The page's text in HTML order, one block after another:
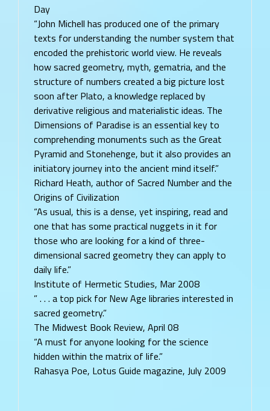
Day
“John Michell has produced one of the primary
texts for understanding the number system that
encoded the prehistoric world view. He reveals
how sacred geometry, myth, gematria, and the
structure of numbers created a big picture lost
soon after Plato, a knowledge replaced by
derivative religious and materialistic ideas. The
Dimensions of Paradise is an essential key to
comprehending monuments such as the Great
Pyramid and Stonehenge, but it also provides an
initiatory journey into the ancient mind itself.”
Richard Heath, author of Sacred Number and the
Origins of Civilization
“As usual, this is a dense, yet inspiring, read and
one that has some practical nuggets in it for
those who are looking for a kind of three-
dimensional sacred geometry they can apply to
daily life.”
Institute of Hermetic Studies, Mar 2008
” . . . a top pick for New Age libraries interested in
sacred geometry.”
The Midwest Book Review, April 08
“A must for anyone looking for the science
hidden within the matrix of life.”
Rahasya Poe, Lotus Guide magazine, July 2009